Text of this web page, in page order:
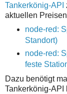
Tankerkönig-API
aktuellen
node-red:
Standort)
node-red:
feste
Dazu benötigt
Tankerkönig-API